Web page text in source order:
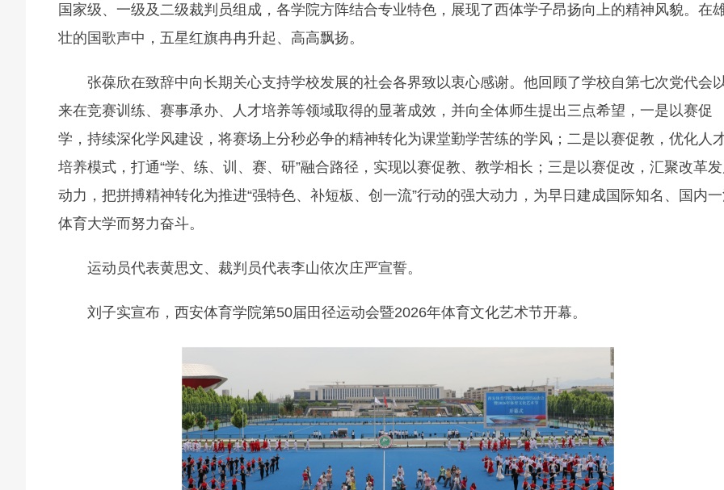
国家级、一级及二级裁判员组成，各学院方阵结合专业特色，展现了西体学子昂扬向上的精神风貌。在
壮的国歌声中，五星红旗冉冉升起、高高飘扬。
张葆欣在致辞中向长期关心支持学校发展的社会各界致以衷心感谢。他回顾了学校自第七次党代会
来在竞赛训练、赛事承办、人才培养等领域取得的显著成效，并向全体师生提出三点希望，一是以赛促
学，持续深化学风建设，将赛场上分秒必争的精神转化为课堂勤学苦练的学风；二是以赛促教，优化人
培养模式，打通“学、练、训、赛、研”融合路径，实现以赛促教、教学相长；三是以赛促改，汇聚改革
动力，把拼搏精神转化为推进“强特色、补短板、创一流”行动的强大动力，为早日建成国际知名、国内
体育大学而努力奋斗。
运动员代表黄思文、裁判员代表李山依次庄严宣誓。
刘子实宣布，西安体育学院第50届田径运动会暨2026年体育文化艺术节开幕。